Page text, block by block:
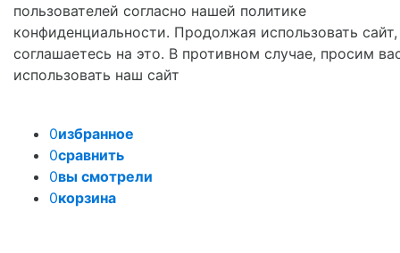
пользователей согласно нашей политике
конфиденциальности. Продолжая использовать
соглашаетесь на это. В противном случае, просим
использовать наш сайт
0избранное
0сравнить
0вы смотрели
0корзина